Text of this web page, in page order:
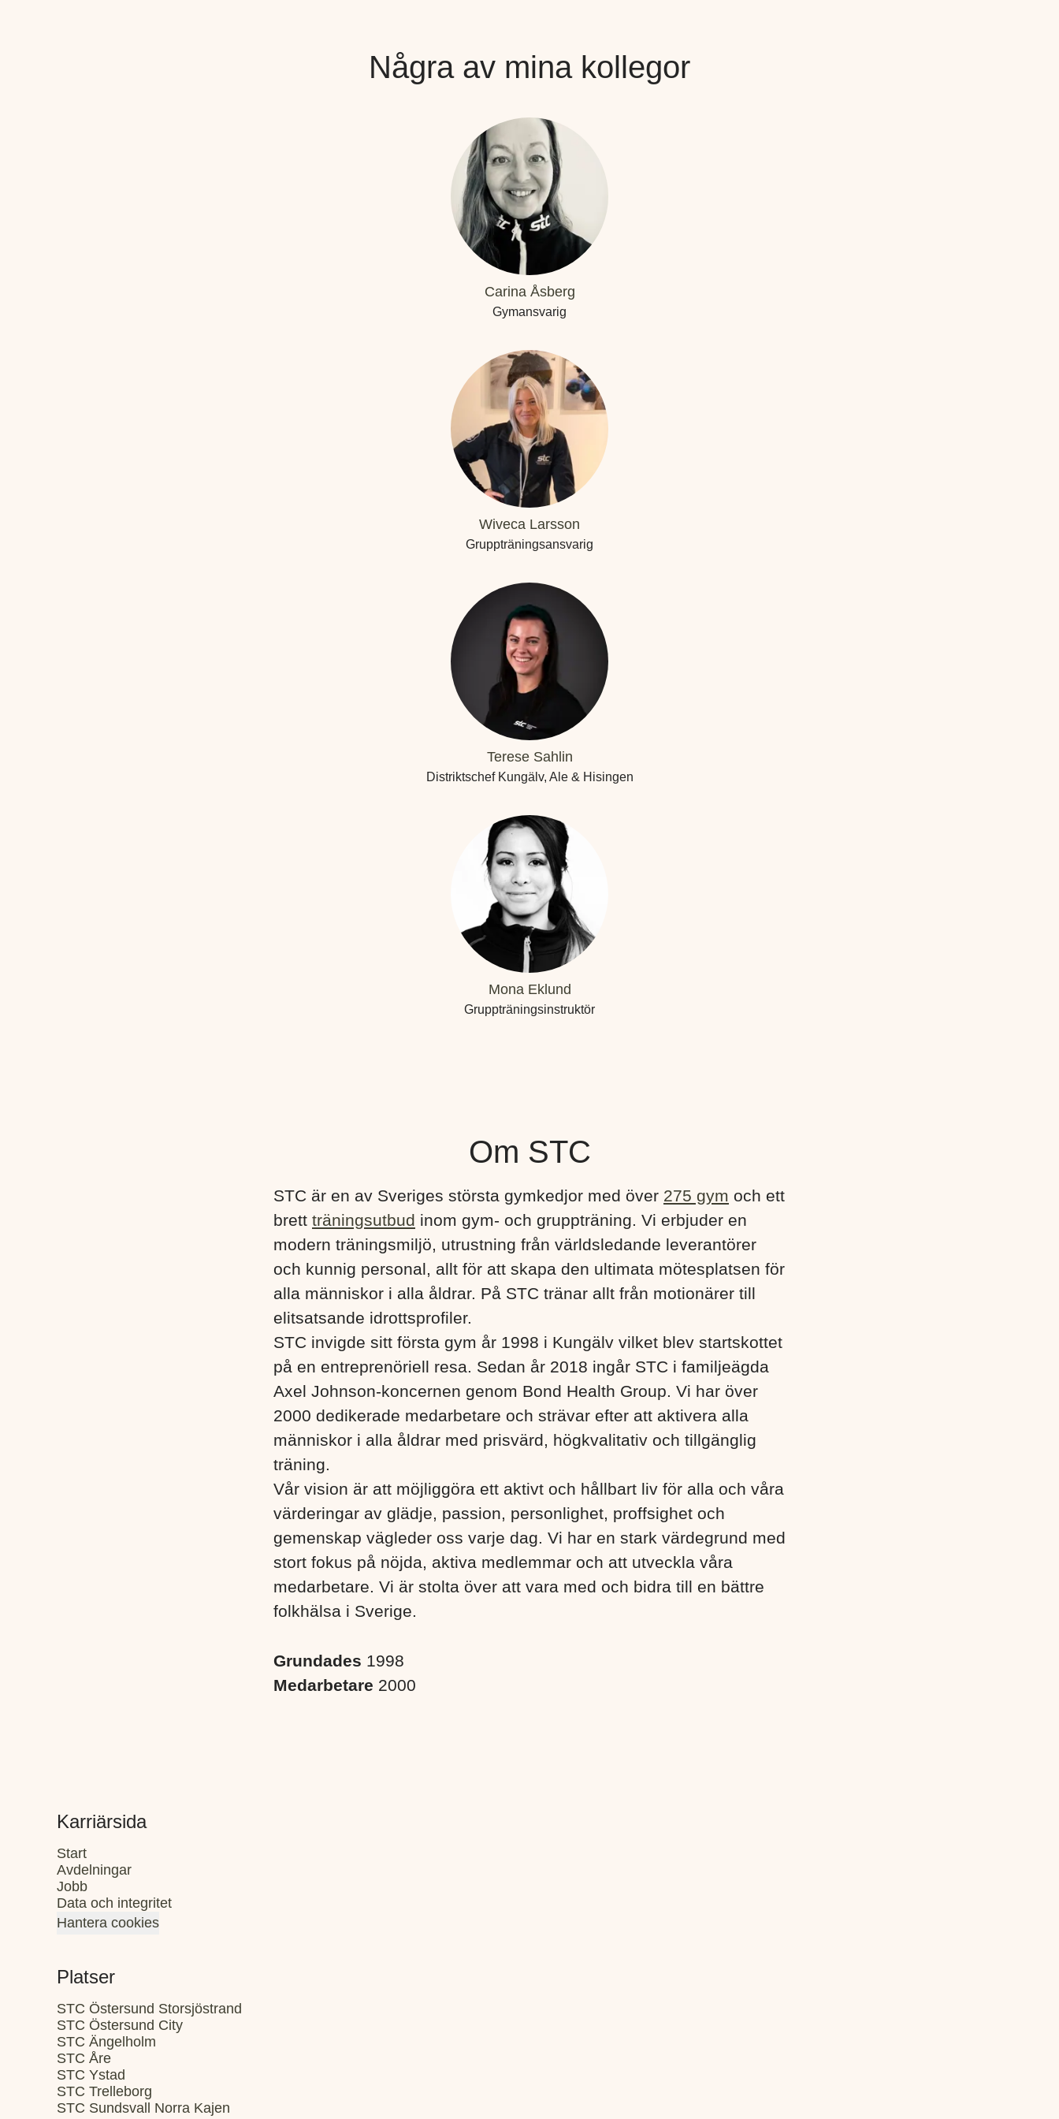
Några av mina kollegor
Carina Åsberg
Gymansvarig
Wiveca Larsson
Gruppträningsansvarig
Terese Sahlin
Distriktschef Kungälv, Ale & Hisingen
Mona Eklund
Gruppträningsinstruktör
Om STC
STC är en av Sveriges största gymkedjor med över 275 gym och ett
brett träningsutbud inom gym- och gruppträning. Vi erbjuder en
modern träningsmiljö, utrustning från världsledande leverantörer
och kunnig personal, allt för att skapa den ultimata mötesplatsen för
alla människor i alla åldrar. På STC tränar allt från motionärer till
elitsatsande idrottsprofiler.
STC invigde sitt första gym år 1998 i Kungälv vilket blev startskottet
på en entreprenöriell resa. Sedan år 2018 ingår STC i familjeägda
Axel Johnson-koncernen genom Bond Health Group. Vi har över
2000 dedikerade medarbetare och strävar efter att aktivera alla
människor i alla åldrar med prisvärd, högkvalitativ och tillgänglig
träning.
Vår vision är att möjliggöra ett aktivt och hållbart liv för alla och våra
värderingar av glädje, passion, personlighet, proffsighet och
gemenskap vägleder oss varje dag. Vi har en stark värdegrund med
stort fokus på nöjda, aktiva medlemmar och att utveckla våra
medarbetare. Vi är stolta över att vara med och bidra till en bättre
folkhälsa i Sverige. ​
Grundades 1998
Medarbetare 2000
Karriärsida
Start
Avdelningar
Jobb
Data och integritet
Hantera cookies
Platser
STC Östersund Storsjöstrand
STC Östersund City
STC Ängelholm
STC Åre
STC Ystad
STC Trelleborg
STC Sundsvall Norra Kajen